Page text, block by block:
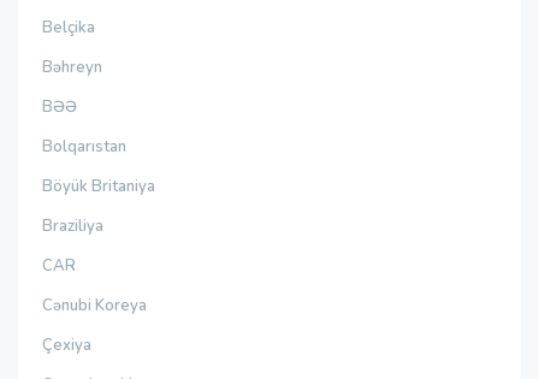
Belçika
Bəhreyn
BƏƏ
Bolqarıstan
Böyük Britaniya
Braziliya
CAR
Cənubi Koreya
Çexiya